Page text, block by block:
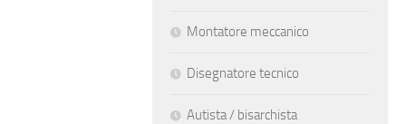
Montatore meccanico
Disegnatore tecnico
Autista / bisarchista